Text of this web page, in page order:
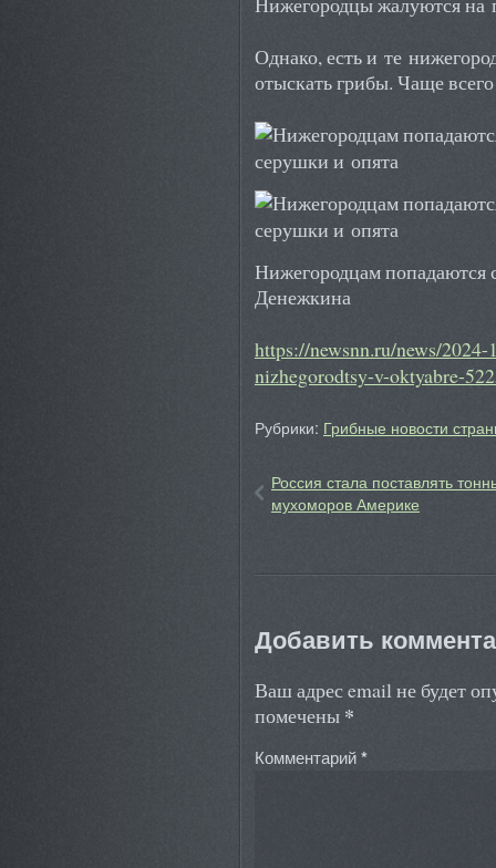
Однако, есть и те
отыскать грибы. Чаще
Нижегородцам
Денежкина
https://newsnn.ru/news/
nizhegorodtsy-v-oktyabre-
Рубрики: Грибные новости
Россия стала поставлять
мухоморов Америке
Добавить
Ваш адрес email не будет
помечены *
Комментарий*